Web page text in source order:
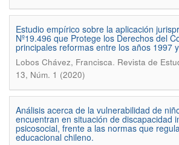
Estudio empírico sobre la aplicación
Nº19.496 que Protege los Derechos del
principales reformas entre los años 1997
Lobos Chávez, Francisca. Revista de
13, Núm. 1 (2020)
Análisis acerca de la vulnerabilidad de
encuentran en situación de discapacidad
psicosocial, frente a las normas que
educacional chileno.